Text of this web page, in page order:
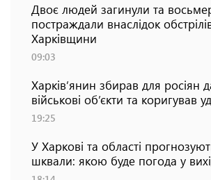
Двоє людей загинули та
постраждали внаслідок
Харківщини
09:03
Харків’янин збирав для росіян
військові об’єкти та коригував
19:25
У Харкові та області
шквали: якою буде погода у